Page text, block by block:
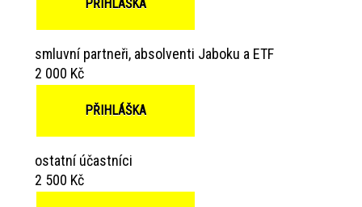
PŘIHLÁŠKA
smluvní partneři, absolventi Jaboku a ETF
2 000 Kč
PŘIHLÁŠKA
ostatní účastníci
2 500 Kč